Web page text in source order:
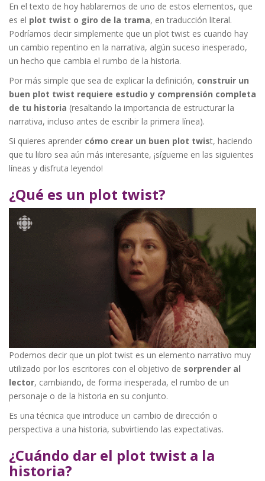
En el texto de hoy hablaremos de uno de estos elementos, que
es el plot twist o giro de la trama, en traducción literal.
Podríamos decir simplemente que un plot twist es cuando hay
un cambio repentino en la narrativa, algún suceso inesperado,
un hecho que cambia el rumbo de la historia.
Por más simple que sea de explicar la definición, construir un
buen plot twist requiere estudio y comprensión completa
de tu historia (resaltando la importancia de estructurar la
narrativa, incluso antes de escribir la primera línea).
Si quieres aprender cómo crear un buen plot twist, haciendo
que tu libro sea aún más interesante, ¡sígueme en las siguientes
líneas y disfruta leyendo!
¿Qué es un plot twist?
Podemos decir que un plot twist es un elemento narrativo muy
utilizado por los escritores con el objetivo de sorprender al
lector, cambiando, de forma inesperada, el rumbo de un
personaje o de la historia en su conjunto.
Es una técnica que introduce un cambio de dirección o
perspectiva a una historia, subvirtiendo las expectativas.
¿Cuándo dar el plot twist a la
historia?